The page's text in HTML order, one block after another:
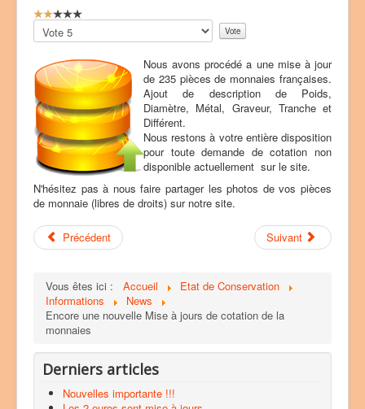
V
o
t
u
t
i
i
s
a
e
u
:
Veuillez
voter
Nous avons procédé a une mise à jour
de 235 pièces de monnaies françaises.
Ajout de description de Poids,
Diamètre, Métal, Graveur, Tranche et
Différent.
Nous restons à votre entière disposition
pour toute demande de cotation non
disponible actuellement sur le site.
N'hésitez pas à nous faire partager les photos de vos pièces
de monnaie (libres de droits) sur notre site.
Précédent Suivant
Vous êtes ici : Accueil
Etat de Conservation
Informations
News
Encore une nouvelle Mise à jours de cotation de la
monnaies
Derniers articles
Nouvelles importante !!!